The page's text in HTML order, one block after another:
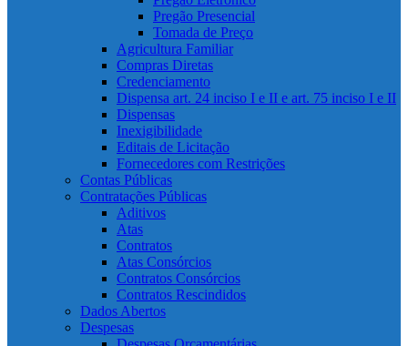
Pregão Presencial
Tomada de Preço
Agricultura Familiar
Compras Diretas
Credenciamento
Dispensa art. 24 inciso I e II e art. 75 inciso I e II
Dispensas
Inexigibilidade
Editais de Licitação
Fornecedores com Restrições
Contas Públicas
Contratações Públicas
Aditivos
Atas
Contratos
Atas Consórcios
Contratos Consórcios
Contratos Rescindidos
Dados Abertos
Despesas